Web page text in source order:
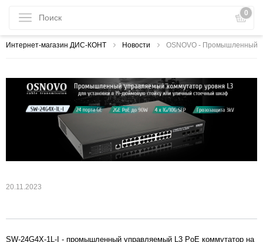
0
Интернет-магазин ДИС-КОНТ Новости OSNOVO - Промышленный
20.11.2023
SW-24G4X-1L-I - промышленный управляемый L3 PoE коммутатор на